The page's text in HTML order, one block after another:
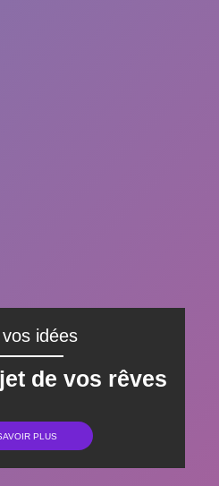
idées
de vos rêves
PLUS